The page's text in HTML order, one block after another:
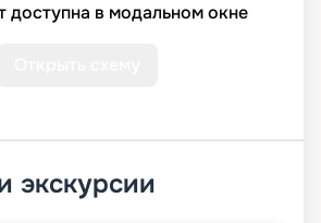
доступна в модальном окне
экскурсии